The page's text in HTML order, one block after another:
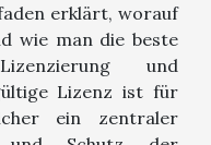
erklärt, worauf
wie man die beste
und
Lizenz ist für
ein zentraler